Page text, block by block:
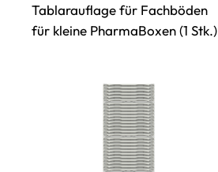
Tablarauflage für Fachböden
für kleine PharmaBoxen(1 Stk.)